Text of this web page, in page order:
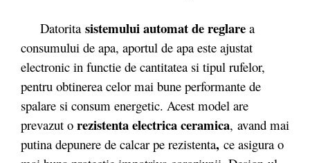
Datorita sistemului automat de reglare a
consumului de apa, aportul de apa este ajustat
electronic in functie de cantitatea si tipul rufelor,
pentru obtinerea celor mai bune performante de
spalare si consum energetic. Acest model are
prevazut o rezistenta electrica ceramica, avand mai
putina depunere de calcar pe rezistenta, ce asigura o